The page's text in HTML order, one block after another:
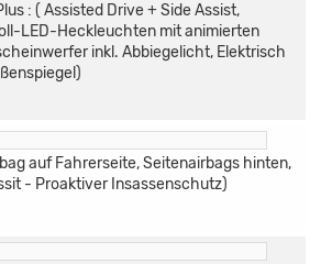
: ( Assisted Drive + Side Assist,
LED-Heckleuchten mit animierten
inkl. Abbiegelicht, Elektrisch
auf Fahrerseite, Seitenairbags hinten,
- Proaktiver Insassenschutz)